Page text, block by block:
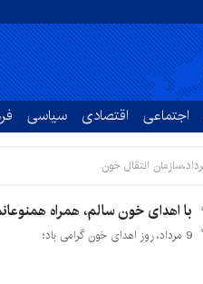
اجتماعی اقتصادی سیاسی
با اهدای خون سالم، همراه
9 مرداد، روز اهدای خون گرامی باد؛